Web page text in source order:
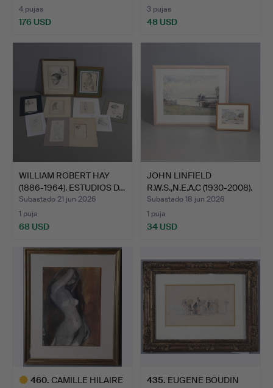
4 pujas
176 USD
3 pujas
48 USD
WILLIAM ROBERT HAY
(1886-1964). ESTUDIOS D…
Subastado 21 jun 2026
1 puja
68 USD
JOHN LINFIELD
R.W.S.,N.E.A.C (1930-2008).
…
Subastado 18 jun 2026
1 puja
34 USD
460. CAMILLE HILAIRE
435. EUGENE BOUDIN